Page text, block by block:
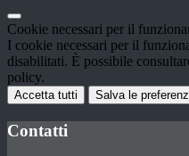
Cookie necessari per il
I cookie necessari per il
disabilitati. È possibile
policy.
Accetta tutti Salva le
Contatti